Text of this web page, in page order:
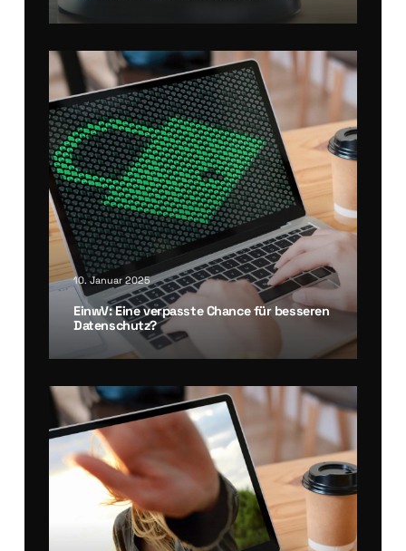
10. Januar 2025
Ein­wV: Eine ver­pass­te Chan­ce für bes­se­ren
Daten­schutz?